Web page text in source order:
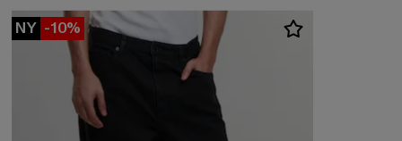
NY -10%